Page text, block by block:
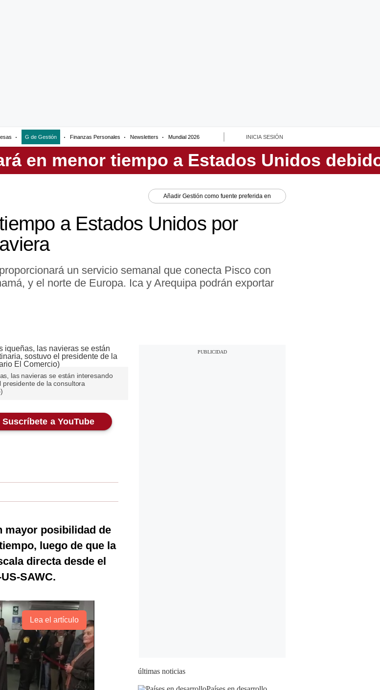
G de Gestión Finanzas Personales Newsletters Mundial 2026 INICIA SESIÓN
Añadir Gestión como fuente preferida en
a Estados Unidos por
un servicio semanal que conecta Pisco con
y el norte de Europa. Ica y Arequipa podrán exportar
las navieras se están interesando
de la consultora
Suscríbete a YouTube
mayor posibilidad de
luego de que la
directa desde el
SAWC.
Lea el artículo
últimas noticias